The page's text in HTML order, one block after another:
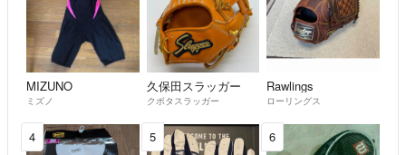
MIZUNO
ミズノ
久保田スラッガー
クボタスラッガー
Rawlings
ローリングス
4 5 6